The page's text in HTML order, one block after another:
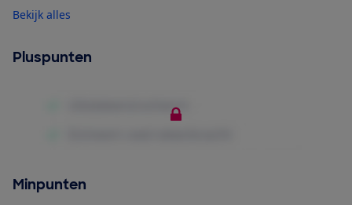
Bekijk alles
Pluspunten
Minpunten